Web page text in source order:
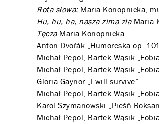
Rota słowa:Maria Konopnicka,
Hu, hu, ha, nasza zima zła Maria
Tęcza Maria Konopnicka
Anton Dvořák „Humoreska op.
Michał Pepol, Bartek Wąsik
Michał Pepol, Bartek Wąsik
Gloria Gaynor „I will survive”
Michał Pepol, Bartek Wąsik
Karol Szymanowski „Pieśń
Michał Pepol, Bartek Wąsik